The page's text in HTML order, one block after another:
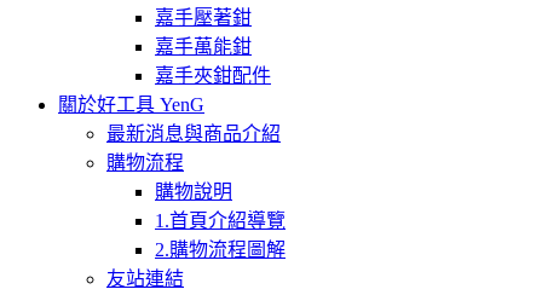
嘉手壓著鉗
嘉手萬能鉗
嘉手夾鉗配件
關於好工具 YenG
最新消息與商品介紹
購物流程
購物說明
1.首頁介紹導覽
2.購物流程圖解
友站連結